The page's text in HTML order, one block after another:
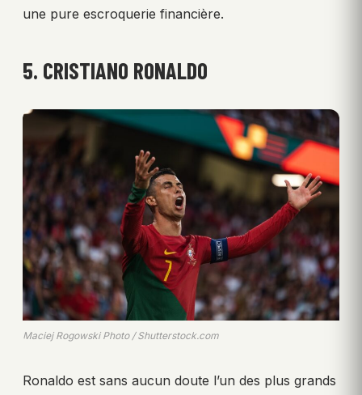
une pure escroquerie financière.
5. CRISTIANO RONALDO
Maciej Rogowski Photo / Shutterstock.com
Ronaldo est sans aucun doute l’un des plus grands